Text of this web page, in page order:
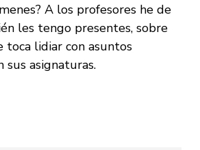
A los profesores he de
les tengo presentes, sobre
toca lidiar con asuntos
sus asignaturas.